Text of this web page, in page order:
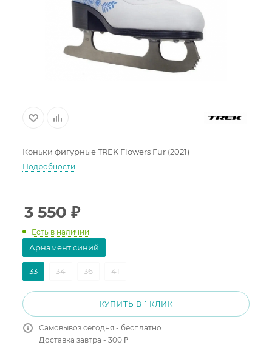
Коньки фигурные TREK Flowers Fur (2021)
Подробности
3 550 ₽
Есть в наличии
Арнамент синий
33 34 36 41
КУПИТЬ В 1 КЛИК
Самовывоз сегодня - бесплатно
Доставка завтра - 300 ₽